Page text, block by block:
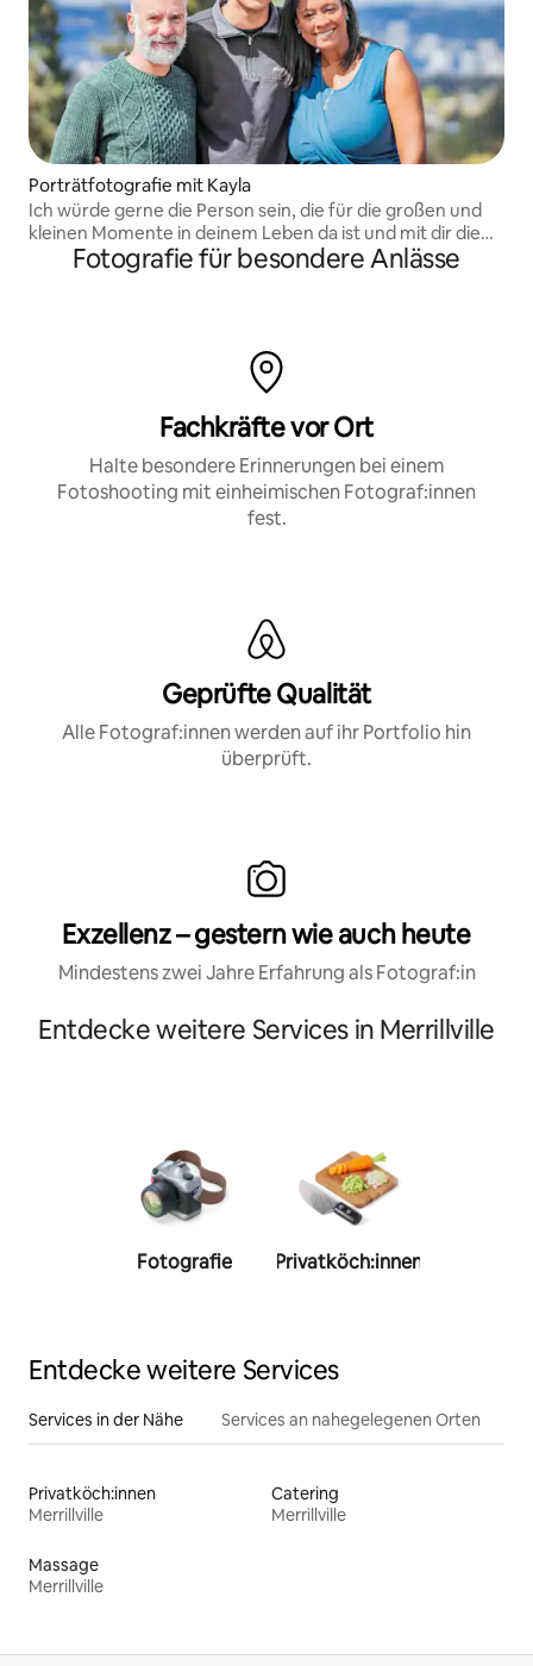
Porträtfotografie mit Kayla
Ich würde gerne die Person sein, die für die großen und
kleinen Momente in deinem Leben da ist und mit dir die
Schönheit teilen, die ich hinter der Linse sehe.
Fotografie für besondere Anlässe
Fachkräfte vor Ort
Halte besondere Erinnerungen bei einem
Fotoshooting mit einheimischen Fotograf:innen
fest.
Geprüfte Qualität
Alle Fotograf:innen werden auf ihr Portfolio hin
überprüft.
Exzellenz – gestern wie auch heute
Mindestens zwei Jahre Erfahrung als Fotograf:in
Entdecke weitere Services in Merrillville
Fotografie Privatköch:innen
Entdecke weitere Services
Services in der Nähe Services an nahegelegenen Orten
Privatköch:innen
Merrillville
Catering
Merrillville
Massage
Merrillville